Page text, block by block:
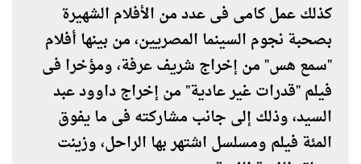
كذلك عمل كامى فى عدد من الأفلام الشهيرة
بصحبة نجوم السينما المصريين، من بينها أفلام
"سمع هس" من إخراج شريف عرفة، ومؤخرا فى
فيلم "قدرات غير عادية" من إخراج داوود عبد
السيد، وذلك إلى جانب مشاركته فى ما يفوق
المئة فيلم ومسلسل اشتهر بها الراحل، وزينت